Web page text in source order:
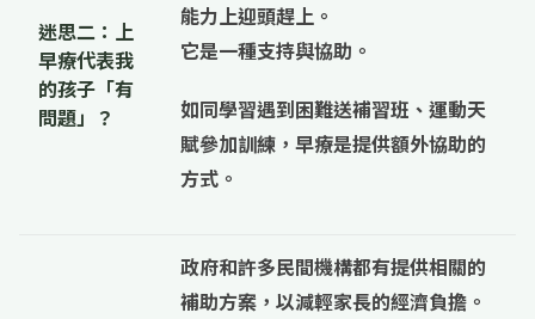
迷思二：上
早療代表我
的孩子「有
問題」？
能力上迎頭趕上 。
它是一種支持與協助。
如同學習遇到困難送補習班、運動天
賦參加訓練，早療是提供額外協助的
方式。
政府和許多民間機構都有提供相關的
補助方案，以減輕家長的經濟負擔。